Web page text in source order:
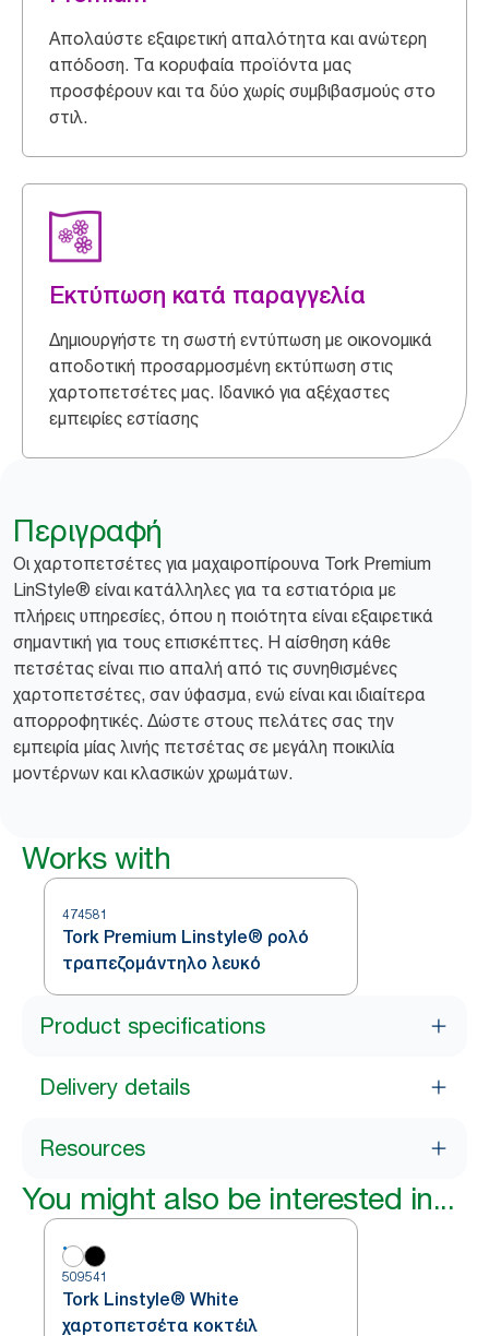
Απολαύστε εξαιρετική απαλότητα και ανώτερη
απόδοση. Τα κορυφαία προϊόντα μας
προσφέρουν και τα δύο χωρίς συμβιβασμούς στο
στιλ.
Εκτύπωση κατά παραγγελία
Δημιουργήστε τη σωστή εντύπωση με οικονομικά
αποδοτική προσαρμοσμένη εκτύπωση στις
χαρτοπετσέτες μας. Ιδανικό για αξέχαστες
εμπειρίες εστίασης
Περιγραφή
Οι χαρτοπετσέτες για μαχαιροπίρουνα Tork Premium
LinStyle® είναι κατάλληλες για τα εστιατόρια με
πλήρεις υπηρεσίες, όπου η ποιότητα είναι εξαιρετικά
σημαντική για τους επισκέπτες. Η αίσθηση κάθε
πετσέτας είναι πιο απαλή από τις συνηθισμένες
χαρτοπετσέτες, σαν ύφασμα, ενώ είναι και ιδιαίτερα
απορροφητικές. Δώστε στους πελάτες σας την
εμπειρία μίας λινής πετσέτας σε μεγάλη ποικιλία
μοντέρνων και κλασικών χρωμάτων.
Works with
474581
Tork Premium Linstyle® ρολό
τραπεζομάντηλο λευκό
Product specifications
Delivery details
Resources
You might also be interested in...
509541
Tork Linstyle® White
χαρτοπετσέτα κοκτέιλ